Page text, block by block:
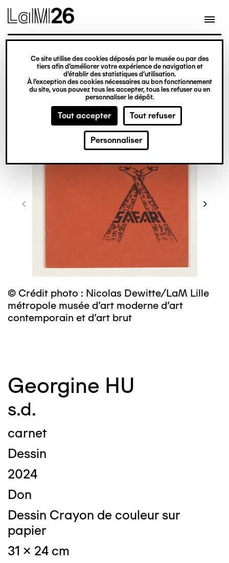
Gestion des cookies
Ce site utilise des cookies déposés par le musée ou par des
tiers afin d’améliorer votre expérience de navigation et
d’établir des statistiques d’utilisation.
À l’exception des cookies nécessaires au bon fonctionnement
du site, vous pouvez tous les accepter, tous les refuser ou en
personnaliser le dépôt.
Tout accepter Tout refuser
Personnaliser
contenu
© Crédit photo : Nicolas Dewitte/LaM Lille
métropole musée d’art moderne d’art
contemporain et d’art brut
Georgine HU
s.d.
carnet
Dessin
2024
Don
Dessin Crayon de couleur sur
papier
31 x 24 cm